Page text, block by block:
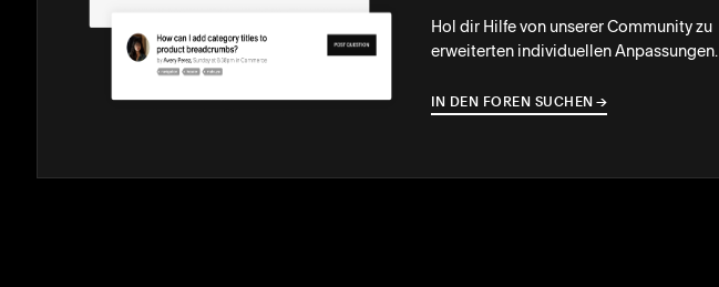
Hol dir Hilfe von unserer Community zu
erweiterten individuellen Anpassungen.
IN DEN FOREN SUCHEN →
→